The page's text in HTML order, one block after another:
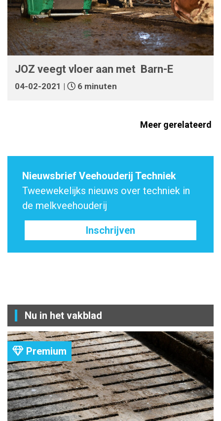
JOZ veegt vloer aan met Barn-E
04-02-2021 | 6 minuten
Meer gerelateerd
Nieuwsbrief Veehouderij Techniek
Tweewekelijks nieuws over techniek in
de melkveehouderij
Inschrijven
Nu in het vakblad
Premium